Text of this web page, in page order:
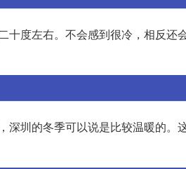
度左右。不会感到很冷，相反还
圳的冬季可以说是比较温暖的。